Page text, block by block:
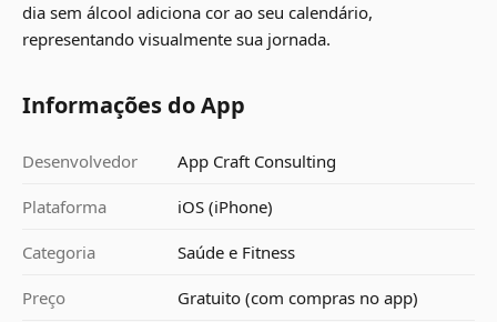
dia sem álcool adiciona cor ao seu calendário,
representando visualmente sua jornada.
Informações do App
Desenvolvedor App Craft Consulting
Plataforma iOS (iPhone)
Categoria Saúde e Fitness
Preço Gratuito (com compras no app)